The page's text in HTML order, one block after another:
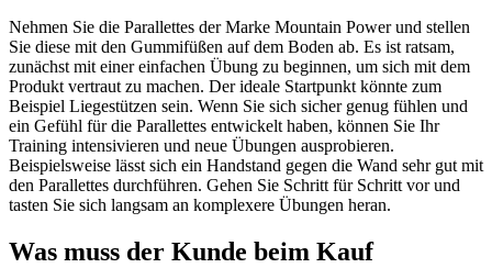
Nehmen Sie die Parallettes der Marke Mountain Power und stellen
Sie diese mit den Gummifüßen auf dem Boden ab. Es ist ratsam,
zunächst mit einer einfachen Übung zu beginnen, um sich mit dem
Produkt vertraut zu machen. Der ideale Startpunkt könnte zum
Beispiel Liegestützen sein. Wenn Sie sich sicher genug fühlen und
ein Gefühl für die Parallettes entwickelt haben, können Sie Ihr
Training intensivieren und neue Übungen ausprobieren.
Beispielsweise lässt sich ein Handstand gegen die Wand sehr gut mit
den Parallettes durchführen. Gehen Sie Schritt für Schritt vor und
tasten Sie sich langsam an komplexere Übungen heran.
Was muss der Kunde beim Kauf